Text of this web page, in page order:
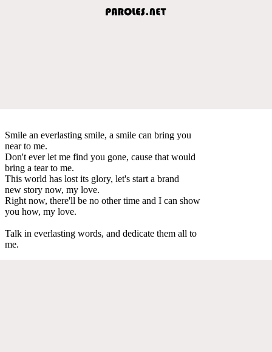
Smile an everlasting smile, a smile can bring you
near to me.
Don't ever let me find you gone, cause that would
bring a tear to me.
This world has lost its glory, let's start a brand
new story now, my love.
Right now, there'll be no other time and I can show
you how, my love.
Talk in everlasting words, and dedicate them all to
me.